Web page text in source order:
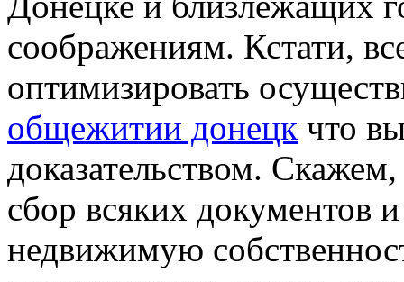
соображениям. Кстати,
оптимизировать
общежитии донецк что
доказательством.
сбор всяких документов
недвижимую